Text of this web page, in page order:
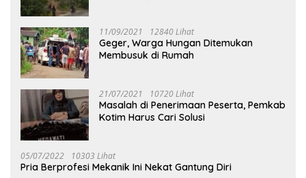
11/09/2021 12840 Lihat
Geger, Warga Hungan Ditemukan
Membusuk di Rumah
21/07/2021 10720 Lihat
Masalah di Penerimaan Peserta, Pemkab
Kotim Harus Cari Solusi
05/07/2022 10303 Lihat
Pria Berprofesi Mekanik Ini Nekat Gantung Diri